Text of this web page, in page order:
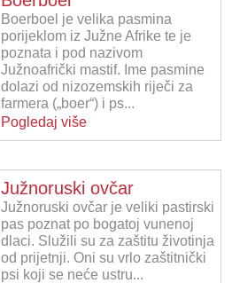
Boerboel je velika pasmina
porijeklom iz Južne Afrike te je
poznata i pod nazivom
Južnoafrički mastif. Ime pasmine
dolazi od nizozemskih riječi za
farmera („boer“) i ps...
Pogledaj više
Južnoruski ovčar
Južnoruski ovčar je veliki pastirski
pas poznat po bogatoj vunenoj
dlaci. Služili su za zaštitu životinja
od prijetnji. Oni su vrlo zaštitnički
psi koji se neće ustru...